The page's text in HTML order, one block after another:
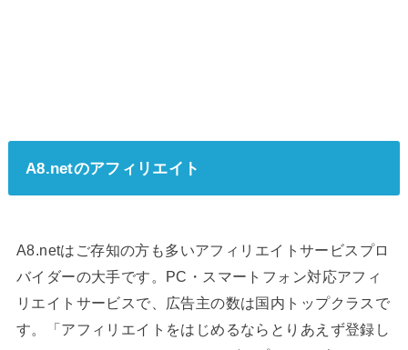
A8.netのアフィリエイト
A8.netはご存知の方も多いアフィリエイトサービスプロ
バイダーの大手です。PC・スマートフォン対応アフィ
リエイトサービスで、広告主の数は国内トップクラスで
す。「アフィリエイトをはじめるならとりあえず登録し